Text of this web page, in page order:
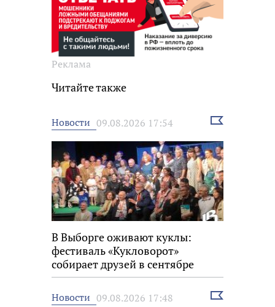
Реклама
Читайте также
Новости 09.08.2026 17:54
Выбрать
В Выборге оживают куклы:
фестиваль «Кукловорот»
собирает друзей в сентябре
Новости 09.08.2026 17:48
Выбрать